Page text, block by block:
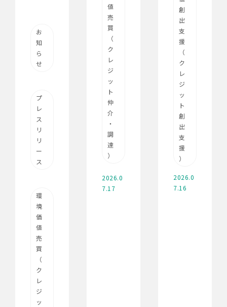
お
知
ら
せ
プ
レ
ス
リ
リ
ー
ス
環
境
価
値
売
買
（
ク
レ
ジ
ッ
値
売
買
（
ク
レ
ジ
ッ
ト
仲
介
・
調
達
）
2026.0
7.17
創
出
支
援
（
ク
レ
ジ
ッ
ト
創
出
支
援
）
2026.0
7.16